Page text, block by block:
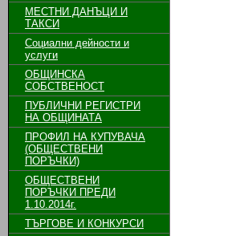
МЕСТНИ ДАНЪЦИ И
ТАКСИ
Социални дейности и
услуги
ОБЩИНСКА
СОБСТВЕНОСТ
ПУБЛИЧНИ РЕГИСТРИ
НА ОБЩИНАТА
ПРОФИЛ НА КУПУВАЧА
(ОБЩЕСТВЕНИ
ПОРЪЧКИ)
ОБЩЕСТВЕНИ
ПОРЪЧКИ ПРЕДИ
1.10.2014г.
ТЪРГОВЕ И КОНКУРСИ